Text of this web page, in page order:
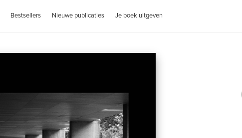
Bestsellers Nieuwe publicaties Je boek uitgeven